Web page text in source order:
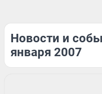
Новости и
января 2007